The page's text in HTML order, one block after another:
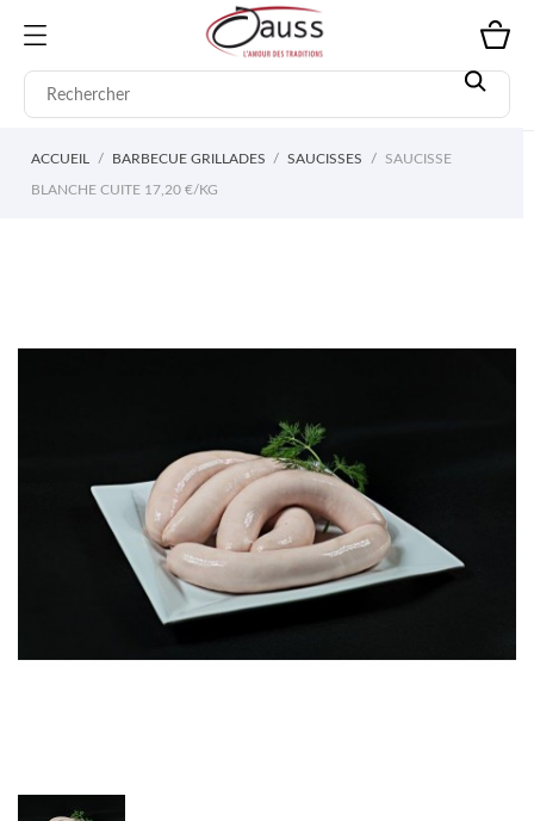
ACCUEIL BARBECUE GRILLADES SAUCISSES SAUCISSE
BLANCHE CUITE 17,20 €/KG